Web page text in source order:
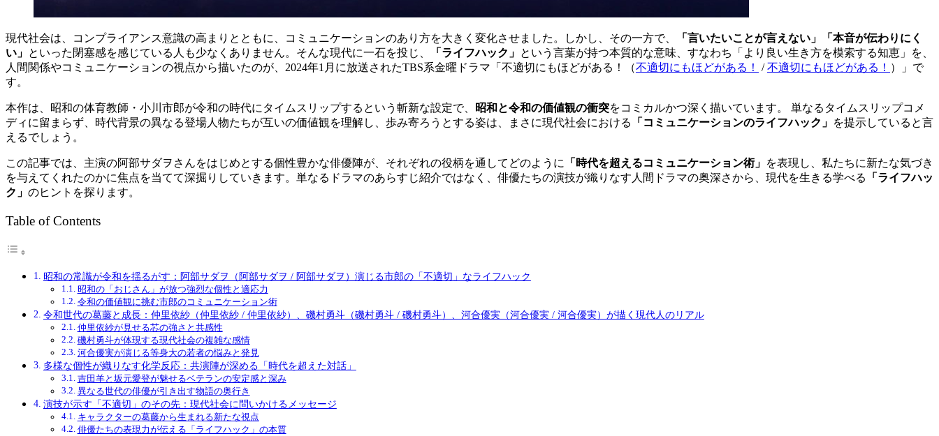
現代社会は、コンプライアンス意識の高まりとともに、コミュニケーションのあり方を大きく変化させました。しかし、その一方で、
「言いたいことが言えない」「本音が伝わりにく
い」 といった閉塞感を感じている人も少なくありません。そんな現代に一石を投じ、 「ライフハック」 という言葉が持つ本質的な意味、すなわち「より良い生き方を模索する知恵」を、
人間関係やコミュニケーションの視点から描いたのが、2024年1月に放送されたTBS系金曜ドラマ「 不適切にもほどがある！（不適切にもほどがある！ /不適切にもほどがある！ ）
」で
す。
本作は、昭和の体育教師・小川市郎が令和の時代にタイムスリップするという斬新な設定で、 昭和と令和の価値観の衝突をコミカルかつ深く描いています。 単なるタイムスリップコメ
ディに留まらず、時代背景の異なる登場人物たちが互いの価値観を理解し、歩み寄ろうとする姿は、まさに現代社会における
「コミュニケーションのライフハック」 を提示していると言
えるでしょう。
この記事では、主演の阿部サダヲさんをはじめとする個性豊かな俳優陣が、それぞれの役柄を通してどのように 「時代を超えるコミュニケーション術」 を表現し、私たちに新たな気づき
を与えてくれたのかに焦点を当てて深掘りしていきます。単なるドラマのあらすじ紹介ではなく、俳優たちの演技が織りなす人間ドラマの奥深さから、現代を生きる学べる
「ライフハッ
ク」 のヒントを探ります。
Table of Contents
昭和の常識が令和を揺るがす：阿部サダヲ（阿部サダヲ / 阿部サダヲ）演じる市郎の「不適切」なライフハック
昭和の「おじさん」が放つ強烈な個性と適応力
令和の価値観に挑む市郎のコミュニケーション術
令和世代の葛藤と成長：仲里依紗（仲里依紗 / 仲里依紗）、磯村勇斗（磯村勇斗 / 磯村勇斗）、河合優実（河合優実 / 河合優実）が描く現代人のリアル
仲里依紗が見せる芯の強さと共感性
磯村勇斗が体現する現代社会の複雑な感情
河合優実が演じる等身大の若者の悩みと発見
多様な個性が織りなす化学反応：共演陣が深める「時代を超えた対話」
吉田羊と坂元愛登が魅せるベテランの安定感と深み
異なる世代の俳優が引き出す物語の奥行き
演技が示す「不適切」のその先：現代社会に問いかけるメッセージ
キャラクターの葛藤から生まれる新たな視点
俳優たちの表現力が伝える「ライフハック」の本質